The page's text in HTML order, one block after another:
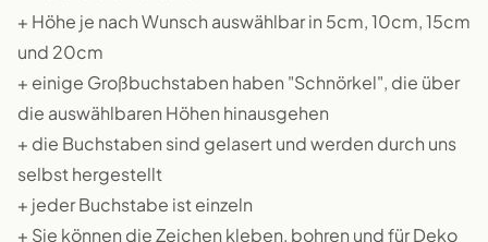
+ Höhe je nach Wunsch auswählbar in 5cm, 10cm, 15cm
und 20cm
+ einige Großbuchstaben haben "Schnörkel", die über
die auswählbaren Höhen hinausgehen
+ die Buchstaben sind gelasert und werden durch uns
selbst hergestellt
+ jeder Buchstabe ist einzeln
+ Sie können die Zeichen kleben, bohren und für Deko